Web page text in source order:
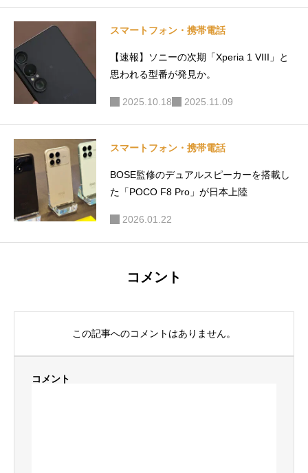
スマートフォン・携帯電話
【速報】ソニーの次期「Xperia 1 VIII」と
思われる型番が発見か。
2025.10.18 2025.11.09
スマートフォン・携帯電話
BOSE監修のデュアルスピーカーを搭載し
た「POCO F8 Pro」が日本上陸
2026.01.22
コメント
この記事へのコメントはありません。
コメント